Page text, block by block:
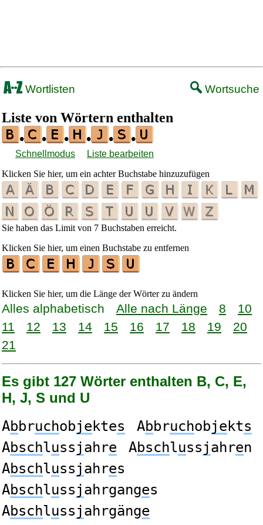
Wortlisten Wortsuche
Liste von Wörtern enthalten
•
• • • • •
Schnellmodus
Liste bearbeiten
Klicken Sie hier, um ein achter Buchstabe hinzuzufügen
Sie haben das Limit von 7 Buchstaben erreicht.
Klicken Sie hier, um einen Buchstabe zu entfernen
Klicken Sie hier, um die Länge der Wörter zu ändern
Alles alphabetisch Alle nach Länge 8
10
11
12 13 14 15 16 17 18 19
20
21
Es gibt 127 Wörter enthalten B, C, E,
H, J, S und U
Abbruchobje ktes Abbruchobje kts
Abschlussjahre Abschlussjahren
Abschlussjahres
Abschlussjahrganges
Abschlussjahrgänge